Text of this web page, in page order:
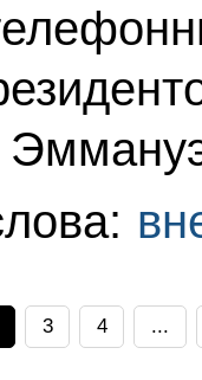
3 4 ...